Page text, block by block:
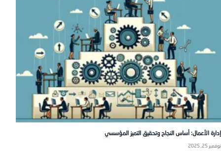
إدارة الأعمال: أساس النجاح وتحقيق التميز المؤسسي
نوفمبر 25, 2025